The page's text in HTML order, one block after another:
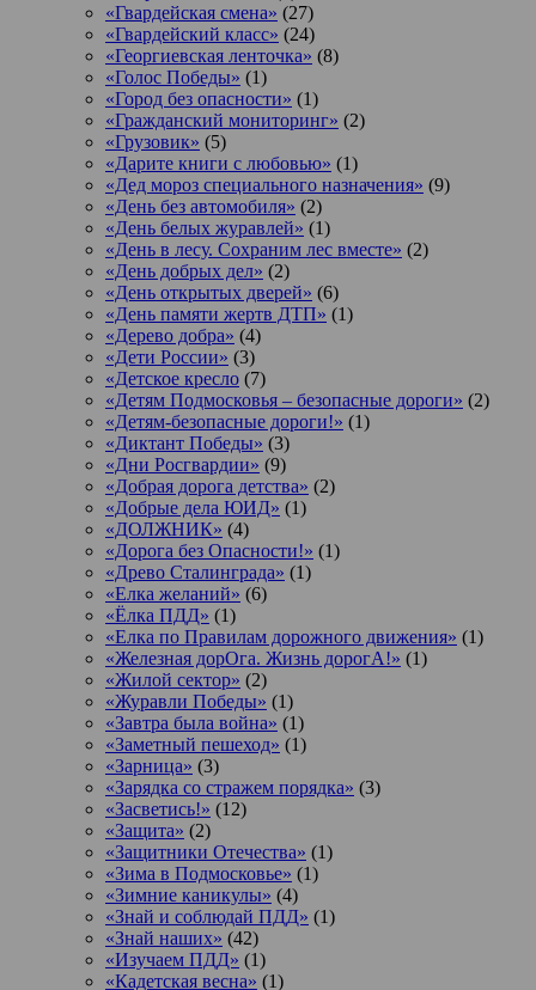
«Гвардейская смена» (27)
«Гвардейский класс» (24)
«Георгиевская ленточка» (8)
«Голос Победы» (1)
«Город без опасности» (1)
«Гражданский мониторинг» (2)
«Грузовик» (5)
«Дарите книги с любовью» (1)
«Дед мороз специального назначения» (9)
«День без автомобиля» (2)
«День белых журавлей» (1)
«День в лесу. Сохраним лес вместе» (2)
«День добрых дел» (2)
«День открытых дверей» (6)
«День памяти жертв ДТП» (1)
«Дерево добра» (4)
«Дети России» (3)
«Детское кресло (7)
«Детям Подмосковья – безопасные дороги» (2)
«Детям-безопасные дороги!» (1)
«Диктант Победы» (3)
«Дни Росгвардии» (9)
«Добрая дорога детства» (2)
«Добрые дела ЮИД» (1)
«ДОЛЖНИК» (4)
«Дорога без Опасности!» (1)
«Древо Сталинграда» (1)
«Елка желаний» (6)
«Ёлка ПДД» (1)
«Елка по Правилам дорожного движения» (1)
«Железная дорОга. Жизнь дорогА!» (1)
«Жилой сектор» (2)
«Журавли Победы» (1)
«Завтра была война» (1)
«Заметный пешеход» (1)
«Зарница» (3)
«Зарядка со стражем порядка» (3)
«Засветись!» (12)
«Защита» (2)
«Защитники Отечества» (1)
«Зима в Подмосковье» (1)
«Зимние каникулы» (4)
«Знай и соблюдай ПДД» (1)
«Знай наших» (42)
«Изучаем ПДД» (1)
«Кадетская весна» (1)